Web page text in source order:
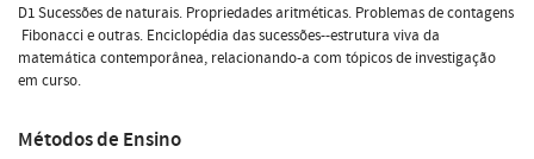
D1 Sucessões de naturais. Propriedades aritméticas. Problemas de contagens
 Fibonacci e outras. Enciclopédia das sucessões--estrutura viva da
matemática contemporânea, relacionando-a com tópicos de investigação
em curso.
Métodos de Ensino